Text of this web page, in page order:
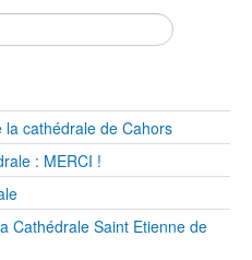
cathédrale de Cahors
: MERCI !
Cathédrale Saint Etienne de